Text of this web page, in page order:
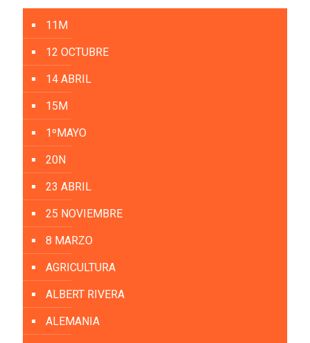
11M
12 OCTUBRE
14 ABRIL
15M
1ºMAYO
20N
23 ABRIL
25 NOVIEMBRE
8 MARZO
AGRICULTURA
ALBERT RIVERA
ALEMANIA